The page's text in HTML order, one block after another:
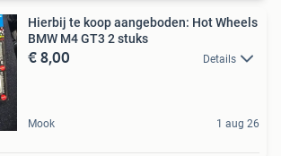
Hierbij te koop aangeboden: Hot Wheels
BMW M4 GT3 2 stuks
€ 8,00 Details
Mook 1 aug 26